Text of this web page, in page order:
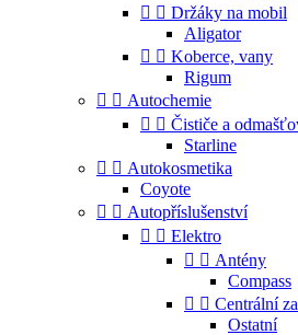
  Držáky na mobil
Aligator
  Koberce, vany
Rigum
  Autochemie
  Čističe a
Starline
  Autokosmetika
Coyote
  Autopříslušenství
  Elektro
  Antény
Compass
  Centrální
Ostatní